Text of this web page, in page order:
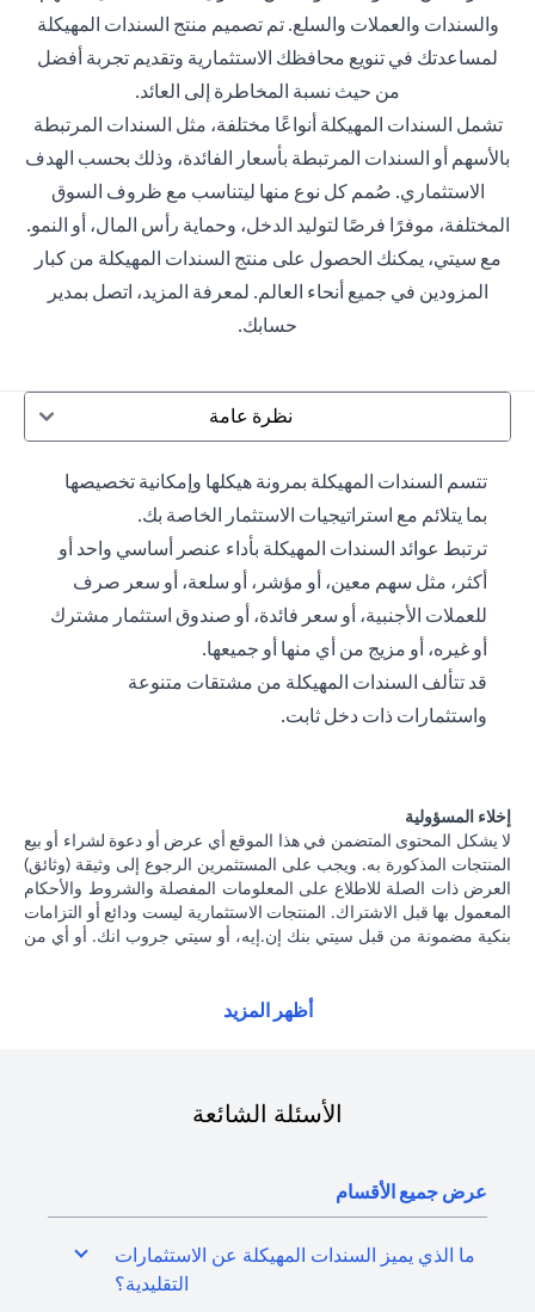
والسندات والعملات والسلع. تم تصميم منتج السندات المهيكلة
لمساعدتك في تنويع محافظك الاستثمارية وتقديم تجربة أفضل
من حيث نسبة المخاطرة إلى العائد.
تشمل السندات المهيكلة أنواعًا مختلفة، مثل السندات المرتبطة
بالأسهم أو السندات المرتبطة بأسعار الفائدة، وذلك بحسب الهدف
الاستثماري. صُمم كل نوع منها ليتناسب مع ظروف السوق
المختلفة، موفرًا فرصًا لتوليد الدخل، وحماية رأس المال، أو النمو.
مع سيتي، يمكنك الحصول على منتج السندات المهيكلة من كبار
المزودين في جميع أنحاء العالم. لمعرفة المزيد، اتصل بمدير
حسابك.
نظرة عامة
تتسم السندات المهيكلة بمرونة هيكلها وإمكانية تخصيصها
بما يتلائم مع استراتيجيات الاستثمار الخاصة بك.
ترتبط عوائد السندات المهيكلة بأداء عنصر أساسي واحد أو
أكثر، مثل سهم معين، أو مؤشر، أو سلعة، أو سعر صرف
للعملات الأجنبية، أو سعر فائدة، أو صندوق استثمار مشترك
أو غيره، أو مزيج من أي منها أو جميعها.
قد تتألف السندات المهيكلة من مشتقات متنوعة
واستثمارات ذات دخل ثابت.
إخلاء المسؤولية
لا يشكل المحتوى المتضمن في هذا الموقع أي عرض أو دعوة لشراء أو بيع
المنتجات المذكورة به. ويجب على المستثمرين الرجوع إلى وثيقة (وثائق)
العرض ذات الصلة للاطلاع على المعلومات المفصلة والشروط والأحكام
المعمول بها قبل الاشتراك. المنتجات الاستثمارية ليست ودائع أو التزامات
بنكية مضمونة من قبل سيتي بنك إن.إيه، أو سيتي جروب انك. أو أي من
فإن منتجات الاستثمار والخزانة تخضع لمخاطر الاستثمار، بما في ذلك
استثمارية و / أو منتجات خزينة مقومة بعملة أجنبية (غير محلية) على دراية
بمخاطر تقلبات أسعار الصرف التي قد تتسبب في خسارة رأس المال عند
بمنتجات الاستثمار والخزينة لشروط وأحكام منتجات الاستثمار والخزينة
الفردية. يدرك العميل أنه يقع على عاتقه السعي للحصول على مشورة
قانونية و / أو ضريبية للوقوف على التبعات القانونية والضريبية لمعاملاته
الاستثمارية. إذا قام العميل بتغيير محل إقامته أو جنسيته أو محل عمله،
فإنه يقع على عاتقه مسؤولية اطلاع نفسه على الآثار التي قد تلحق
أظهر المزيد
الأسئلة الشائعة
عرض جميع الأقسام
ما الذي يميز السندات المهيكلة عن الاستثمارات
التقليدية؟